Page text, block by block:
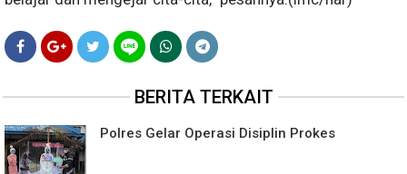
BERITA TERKAIT
Polres Gelar Operasi Disiplin Prokes